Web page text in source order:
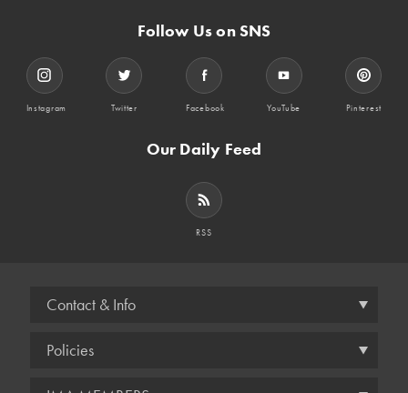
Follow Us on SNS
Instagram Twitter Facebook YouTube Pinterest
Our Daily Feed
RSS
Contact & Info
Policies